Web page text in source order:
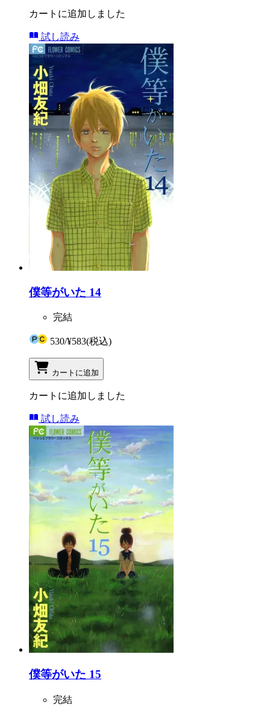
カートに追加しました
試し読み
僕等がいた 14
完結
530/¥583(税込)
カートに追加
カートに追加しました
試し読み
僕等がいた 15
完結